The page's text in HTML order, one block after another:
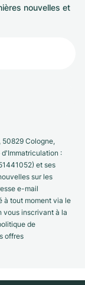
nouvelles et
Cologne,
:
et ses
sur les
e-mail
à tout moment via le
vous inscrivant à la
de
offres